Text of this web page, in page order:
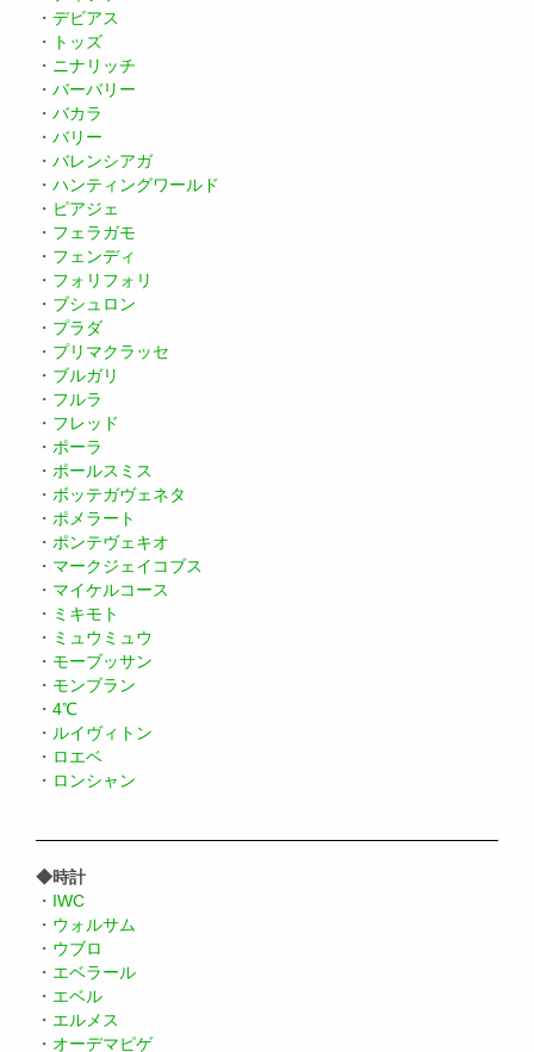
・ デビアス
・
トッズ
・ ニナリッチ
・ バーバリー
・ バカラ
・ バリー
・ バレンシアガ
・ ハンティングワールド
・ ピアジェ
・ フェラガモ
・ フェンディ
・ フォリフォリ
・ ブシュロン
・ プラダ
・ プリマクラッセ
・ ブルガリ
・ フルラ
・ フレッド
・ ポーラ
・ ポールスミス
・ ボッテガヴェネタ
・ ポメラート
・ ポンテヴェキオ
・ マークジェイコブス
・ マイケルコース
・ ミキモト
・ ミュウミュウ
・ モーブッサン
・ モンブラン
・ 4℃
・ ルイヴィトン
・ ロエベ
・ ロンシャン
◆時計
・ IWC
・ ウォルサム
・ ウブロ
・ エベラール
・ エベル
・ エルメス
・ オーデマピゲ